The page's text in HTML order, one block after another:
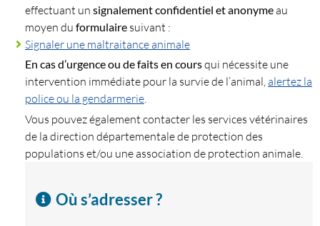
effectuant un signalement confidentiel et anonymeau
moyen du formulaire suivant :
Signaler une maltraitance animale
En cas d’urgence ou de faits en coursqui nécessite une
intervention immédiate pour la survie de l’animal, alertez la
police ou la gendarmerie
Vous pouvez également contacter les services vétérinaires
de la direction départementale de protection des
populations et/ou une association de protection animale.
Où s’adresser ?